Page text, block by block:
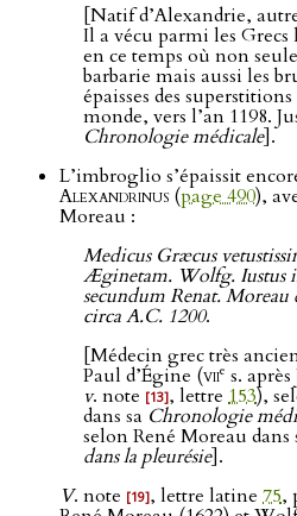
[Natif d’Alexandrie,
Il a vécu parmi les Grecs
en ce temps où non
barbarie mais aussi les
épaisses des
monde, vers l’an 1198.
Chronologie médicale].
L’imbroglio s’épaissit
Alexandrinus(page 490),
Moreau :
Medicus Græcus
Æginetam. Wolfg. Iustus
secundum Renat.
circa A.C. 1200.
[Médecin grec très
Paul d’Égine (viie s.
v. note [13], lettre 153),
dans sa Chronologie
selon René Moreau dans
dans la pleurésie].
V. note [19], lettre latine 75,